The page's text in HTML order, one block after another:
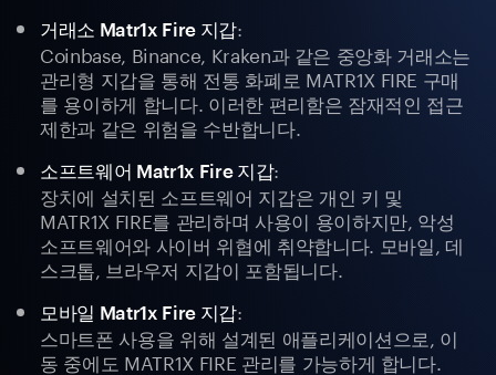
거래소 Matr1x Fire 지갑:
Coinbase, Binance, Kraken과 같은 중앙화 거래소는
관리형 지갑을 통해 전통 화폐로 MATR1X FIRE 구매
를 용이하게 합니다. 이러한 편리함은 잠재적인 접근
제한과 같은 위험을 수반합니다.
소프트웨어 Matr1x Fire 지갑:
장치에 설치된 소프트웨어 지갑은 개인 키 및
MATR1X FIRE를 관리하며 사용이 용이하지만, 악성
소프트웨어와 사이버 위협에 취약합니다. 모바일, 데
스크톱, 브라우저 지갑이 포함됩니다.
모바일 Matr1x Fire 지갑:
스마트폰 사용을 위해 설계된 애플리케이션으로, 이
동 중에도 MATR1X FIRE 관리를 가능하게 합니다.